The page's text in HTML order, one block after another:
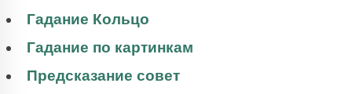
Гадание Кольцо
Гадание по картинкам
Предсказание совет